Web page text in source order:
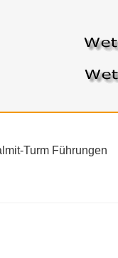
Turm Führungen